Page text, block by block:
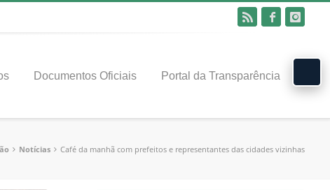
Documentos Oficiais Portal da Transparência
Notícias Café da manhã com prefeitos e representantes das cidades vizinhas